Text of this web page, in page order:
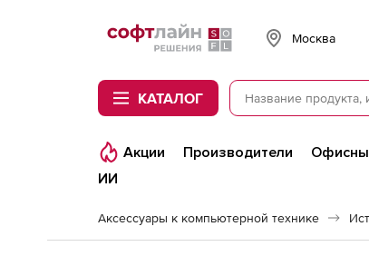
Softline
Москва
КАТАЛОГ
Акции Производители
ИИ
Аксессуары к компьютерной технике